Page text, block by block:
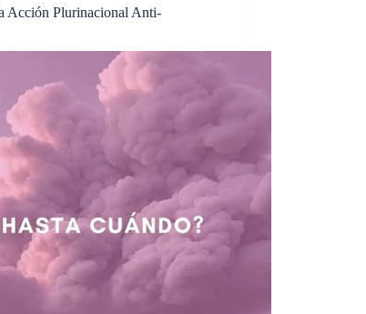
Acción Plurinacional Anti-